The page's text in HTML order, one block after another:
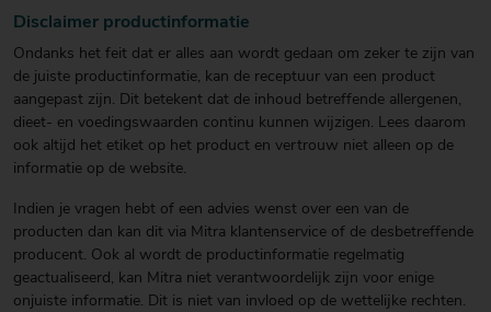
Disclaimer productinformatie
Ondanks het feit dat er alles aan wordt gedaan om zeker te zijn van
de juiste productinformatie, kan de receptuur van een product
aangepast zijn. Dit betekent dat de inhoud betreffende allergenen,
dieet- en voedingswaarden continu kunnen wijzigen. Lees daarom
ook altijd het etiket op het product en vertrouw niet alleen op de
informatie op de website.
Indien je vragen hebt of een advies wenst over een van de
producten dan kan dit via Mitra klantenservice of de desbetreffende
producent. Ook al wordt de productinformatie regelmatig
geactualiseerd, kan Mitra niet verantwoordelijk zijn voor enige
onjuiste informatie. Dit is niet van invloed op de wettelijke rechten.